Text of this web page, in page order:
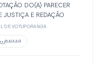
DO(A) PARECER
JUSTIÇA E REDAÇÃO
DE VOTUPORANGA
BAIXAR